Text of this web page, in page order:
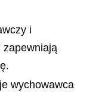
i
zapewniają
wychowawca